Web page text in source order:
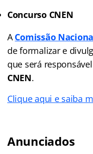
Concurso CNEN
AComissão
de formalizar e
que será
CNEN.
Clique aqui e saiba
Anunciados